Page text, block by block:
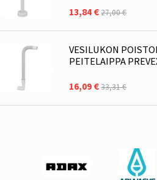
13,84 €27,00 €
VESILUKON
PEITELAIPPA
16,09 €33,31 €